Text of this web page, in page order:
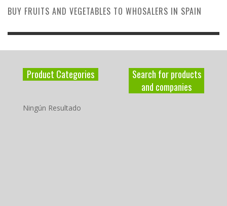
BUY FRUITS AND VEGETABLES TO WHOSALERS IN SPAIN
Product Categories
Search for products
and companies
Ningún Resultado